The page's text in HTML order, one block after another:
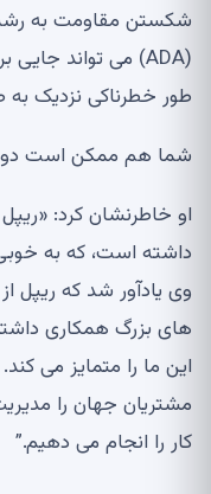
شکستن مقاومت به رشد
طور خطرناکی نزدیک به
شما هم ممکن است
او خاطرنشان کرد:
داشته است، که به
وی یادآور شد که ریپل
های بزرگ همکاری
این ما را متمایز می
مشتریان جهان را
کار را انجام می دهیم.”